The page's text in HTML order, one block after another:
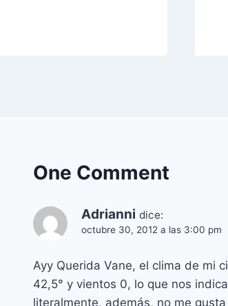
One Comment
Adrianni dice:
octubre 30, 2012 a las 3:00 pm
Ayy Querida Vane, el clima de mi
42,5° y vientos 0, lo que nos
literalmente, además, no me